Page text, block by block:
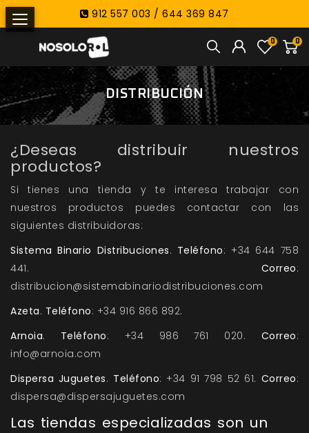
912 557 003 / 644 369 847
0
0
DISTRIBUCIÓN
¿Deseas distribuir nuestros
productos?
Si tienes una tienda y te interesa trabajar con
nuestros productos puedes contactar con las
siguientes distribuidoras:
Sistema Binario Distribuciones. Teléfono: +34 644 758
441. Correo:
distribucion@sistemabinariodistribuciones.com
Azeta. Teléfono: +34 916 866 892.
Arnoia. Teléfono: +34 986 761 020. Correo:
info@arnoia.com
Dispersa Juguetes. Teléfono: +34 91 798 52 61. Correo:
dispersa@dispersajuguetes.com
Las tiendas especializadas son un